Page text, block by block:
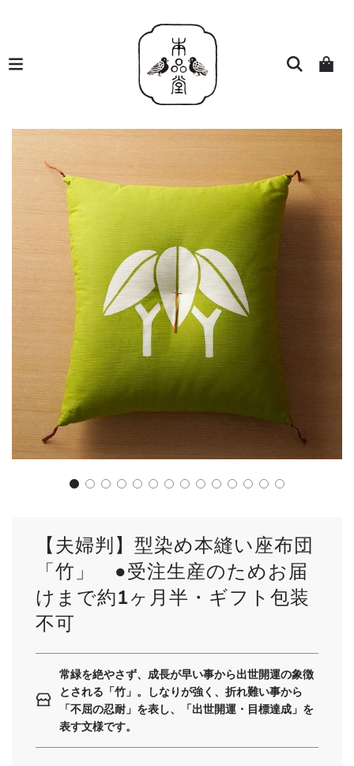
【夫婦判】型染め本縫い座布団
「竹」 ●受注生産のためお届
けまで約1ヶ月半・ギフト包装
不可
常緑を絶やさず、成長が早い事から出世開運の象徴
とされる「竹」。しなりが強く、折れ難い事から
「不屈の忍耐」を表し、「出世開運・目標達成」を
表す文様です。